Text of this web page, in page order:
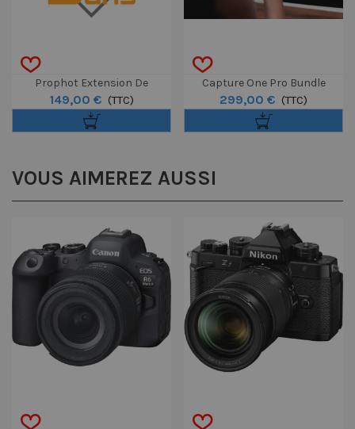
Prophot Extension De
Garantie À 5 Ans
Boîtier/Optique 5000€ À
9000€
149,00 € (TTC)
Capture One Pro Bundle
Caméra - Perpétuel
299,00 € (TTC)
VOUS AIMEREZ AUSSI